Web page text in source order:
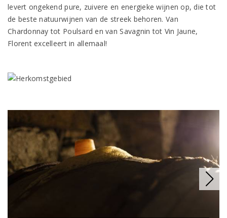
levert ongekend pure, zuivere en energieke wijnen op, die tot
de beste natuurwijnen van de streek behoren. Van
Chardonnay tot Poulsard en van Savagnin tot Vin Jaune,
Florent excelleert in allemaal!